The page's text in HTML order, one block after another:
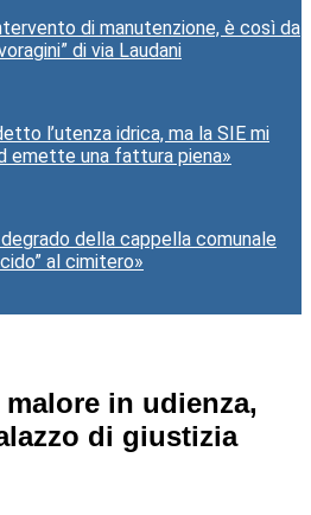
di manutenzione, è così da
di via Laudani
l’utenza idrica, ma la SIE mi
emette una fattura piena»
della cappella comunale
al cimitero»
in udienza,
di giustizia